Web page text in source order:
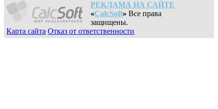
РЕКЛАМА НА САЙТЕ
«CalcSoft» Все права
защищены.
Карта сайта Отказ от ответственности